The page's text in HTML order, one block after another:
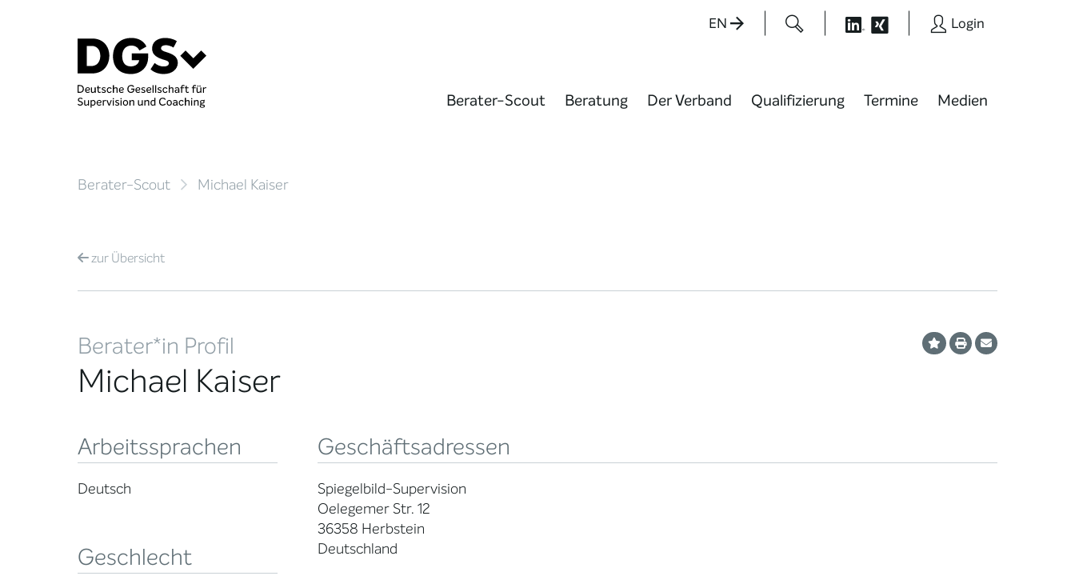
EN Login
Berater-Scout Beratung Der Verband Qualifizierung Termine Medien
Berater-Scout Michael Kaiser
zurÜbersicht
Berater*in Profil
Michael Kaiser
Arbeitssprachen
Deutsch
Geschlecht
Geschäftsadressen
Spiegelbild-Supervision
Oelegemer Str. 12
36358 Herbstein
Deutschland